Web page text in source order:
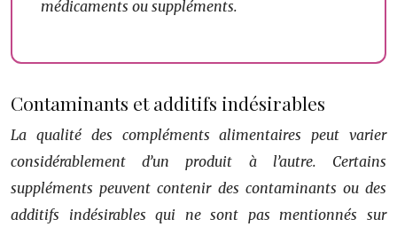
médicaments ou suppléments.
Contaminants et additifs indésirables
La qualité des compléments alimentaires peut varier
considérablement d’un produit à l’autre. Certains
suppléments peuvent contenir des contaminants ou des
additifs indésirables qui ne sont pas mentionnés sur